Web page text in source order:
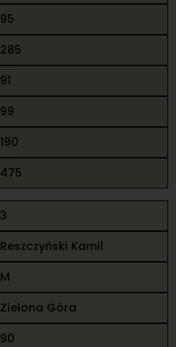
95
285
91
99
190
475
3
Reszczyński Kamil
M
Zielona Góra
90